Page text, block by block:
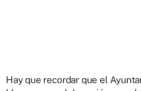
Hay que recordar que el